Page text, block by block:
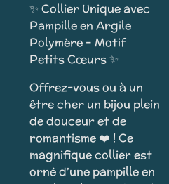
✨ Collier Unique avec
Pampille en Argile
Polymère – Motif
Petits Cœurs ✨
Offrez-vous ou à un
être cher un bijou plein
de douceur et de
romantisme ❤️ ! Ce
magnifique collier est
orné d’une pampille en